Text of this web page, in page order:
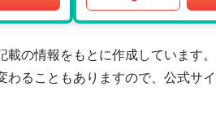
載の情報をもとに作成しています
わることもありますので、公式サ